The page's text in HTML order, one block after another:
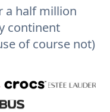
a half million
continent
of course not)